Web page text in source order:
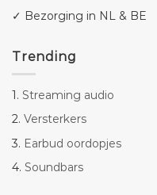
✓ Bezorging in NL & BE
Trending
1. Streaming audio
2. Versterkers
3. Earbud oordopjes
4. Soundbars